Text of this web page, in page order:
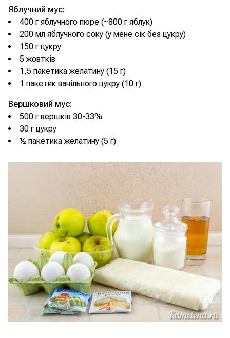
Яблучний мус:
400 г яблучного пюре (~800 г яблук)
200 мл яблучного соку (у мене сік без цукру)
150 г цукру
5 жовтків
1,5 пакетика желатину (15 г)
1 пакетик ванільного цукру (10 г)
Вершковий мус:
500 г вершків 30-33%
30 г цукру
½ пакетика желатину (5 г)